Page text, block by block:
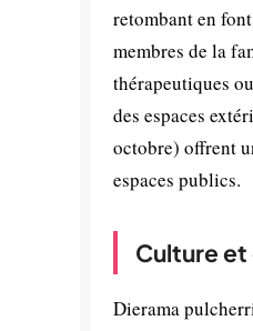
retombant en
membres de la
thérapeutiques
des espaces
octobre) offrent
espaces publics.
Culture et
Dierama